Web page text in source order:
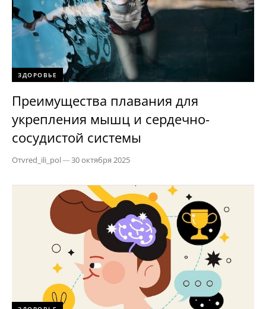
ЗДОРОВЬЕ
Преимущества плавания для
укрепления мышц и сердечно-
сосудистой системы
Отvred_ili_pol—30 октября 2025